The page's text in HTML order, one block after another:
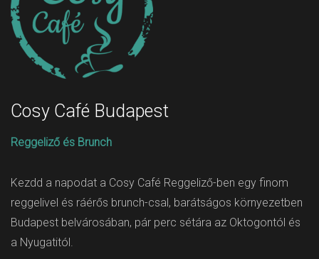
Cosy Café Budapest
Reggeliző és Brunch
Kezdd a napodat a Cosy Café Reggeliző-ben egy finom
reggelivel és ráérős brunch-csal, barátságos környezetben
Budapest belvárosában, pár perc sétára az Oktogontól és
a Nyugatitól.